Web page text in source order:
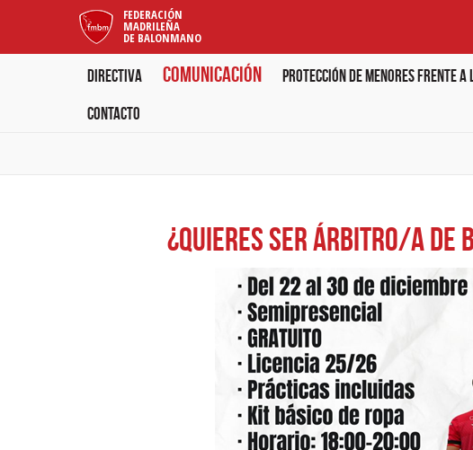
FEDERACIÓN
MADRILEÑA
DE BALONMANO
Directiva Comunicación Protección de menores frente
Contacto
¿Quieres ser árbitro/a de